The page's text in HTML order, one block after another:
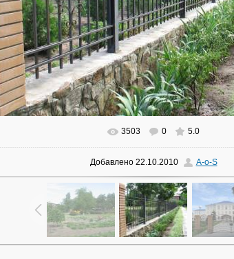
В реальном размере 800x600
3503 0 5.0
Добавлено22.10.2010 A-o-S